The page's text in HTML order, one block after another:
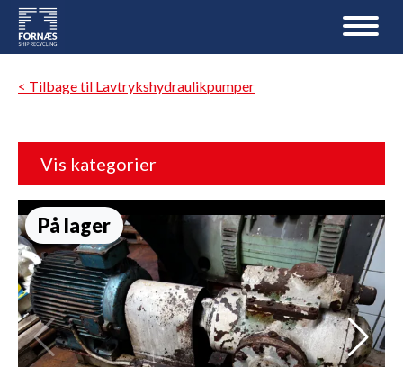
< Tilbage til Lavtrykshydraulikpumper
Vis kategorier
På lager